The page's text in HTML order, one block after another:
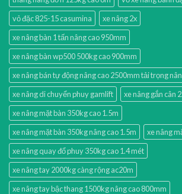
vỏ đặc 825-15 casumina
xe nâng 2x
xe nâng bàn 1 tấn nâng cao 950mm
xe nâng bàn wp500 500kg cao 900mm
xe nâng bán tự động nâng cao 2500mm tải trọng
xe nâng di chuyển phuy gamlift
xe nâng gắn cân
xe nâng mặt bàn 350kg cao 1.5m
xe nâng mặt bàn 350kg nâng cao 1.5m
xe nâng
xe nâng quay đổ phuy 350kg cao 1.4 mét
xe nâng tay 2000kg càng rộng ac20m
xe nâng tay bậc thang 1500kg nâng cao 800mm